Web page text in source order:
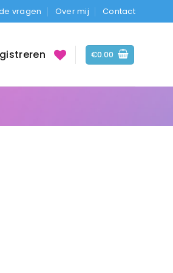
vragen Over mij Contact
€0.00